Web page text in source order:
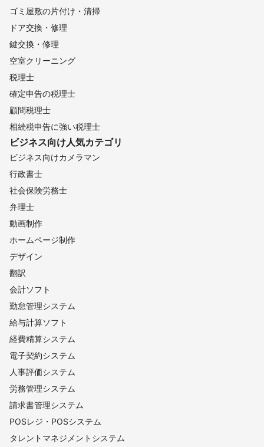
ゴミ屋敷の片付け・清掃
ドア交換・修理
鍵交換・修理
空室クリーニング
税理士
確定申告の税理士
顧問税理士
相続税申告に強い税理士
ビジネス向け人気カテゴリ
ビジネス向けカメラマン
行政書士
社会保険労務士
弁理士
動画制作
ホームページ制作
デザイン
翻訳
会計ソフト
勤怠管理システム
給与計算ソフト
経費精算システム
電子契約システム
人事評価システム
労務管理システム
請求書管理システム
POSレジ・POSシステム
タレントマネジメントシステム